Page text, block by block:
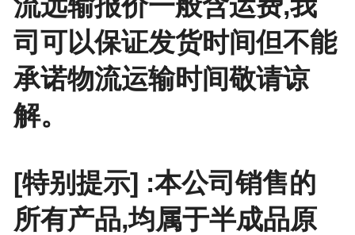
司可以保证发货时间但不能
承诺物流运输时间敬请谅
解。
[特别提示] :本公司销售的
所有产品,均属于半成品原